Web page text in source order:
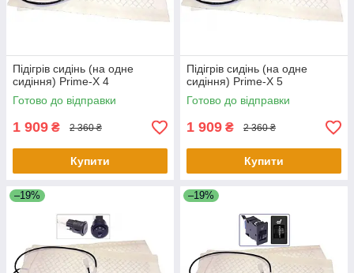
Підігрів сидінь (на одне
сидіння) Prime-X 4
Готово до відправки
1 909 ₴ 2 360 ₴
Купити
Підігрів сидінь (на одне
сидіння) Prime-X 5
Готово до відправки
1 909 ₴ 2 360 ₴
Купити
–19% –19%